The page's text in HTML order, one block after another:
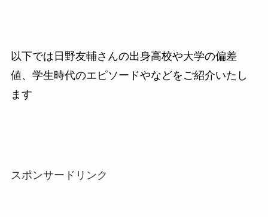
以下では日野友輔さんの出身高校や大学の偏差
値、学生時代のエピソードやなどをご紹介いたし
ます
スポンサードリンク